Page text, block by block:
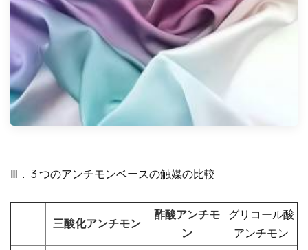
Ⅲ． 3 つのアンチモンベースの触媒の比較
三酸化アンチモン
酢酸アンチモ
ン
グリコール酸
アンチモン